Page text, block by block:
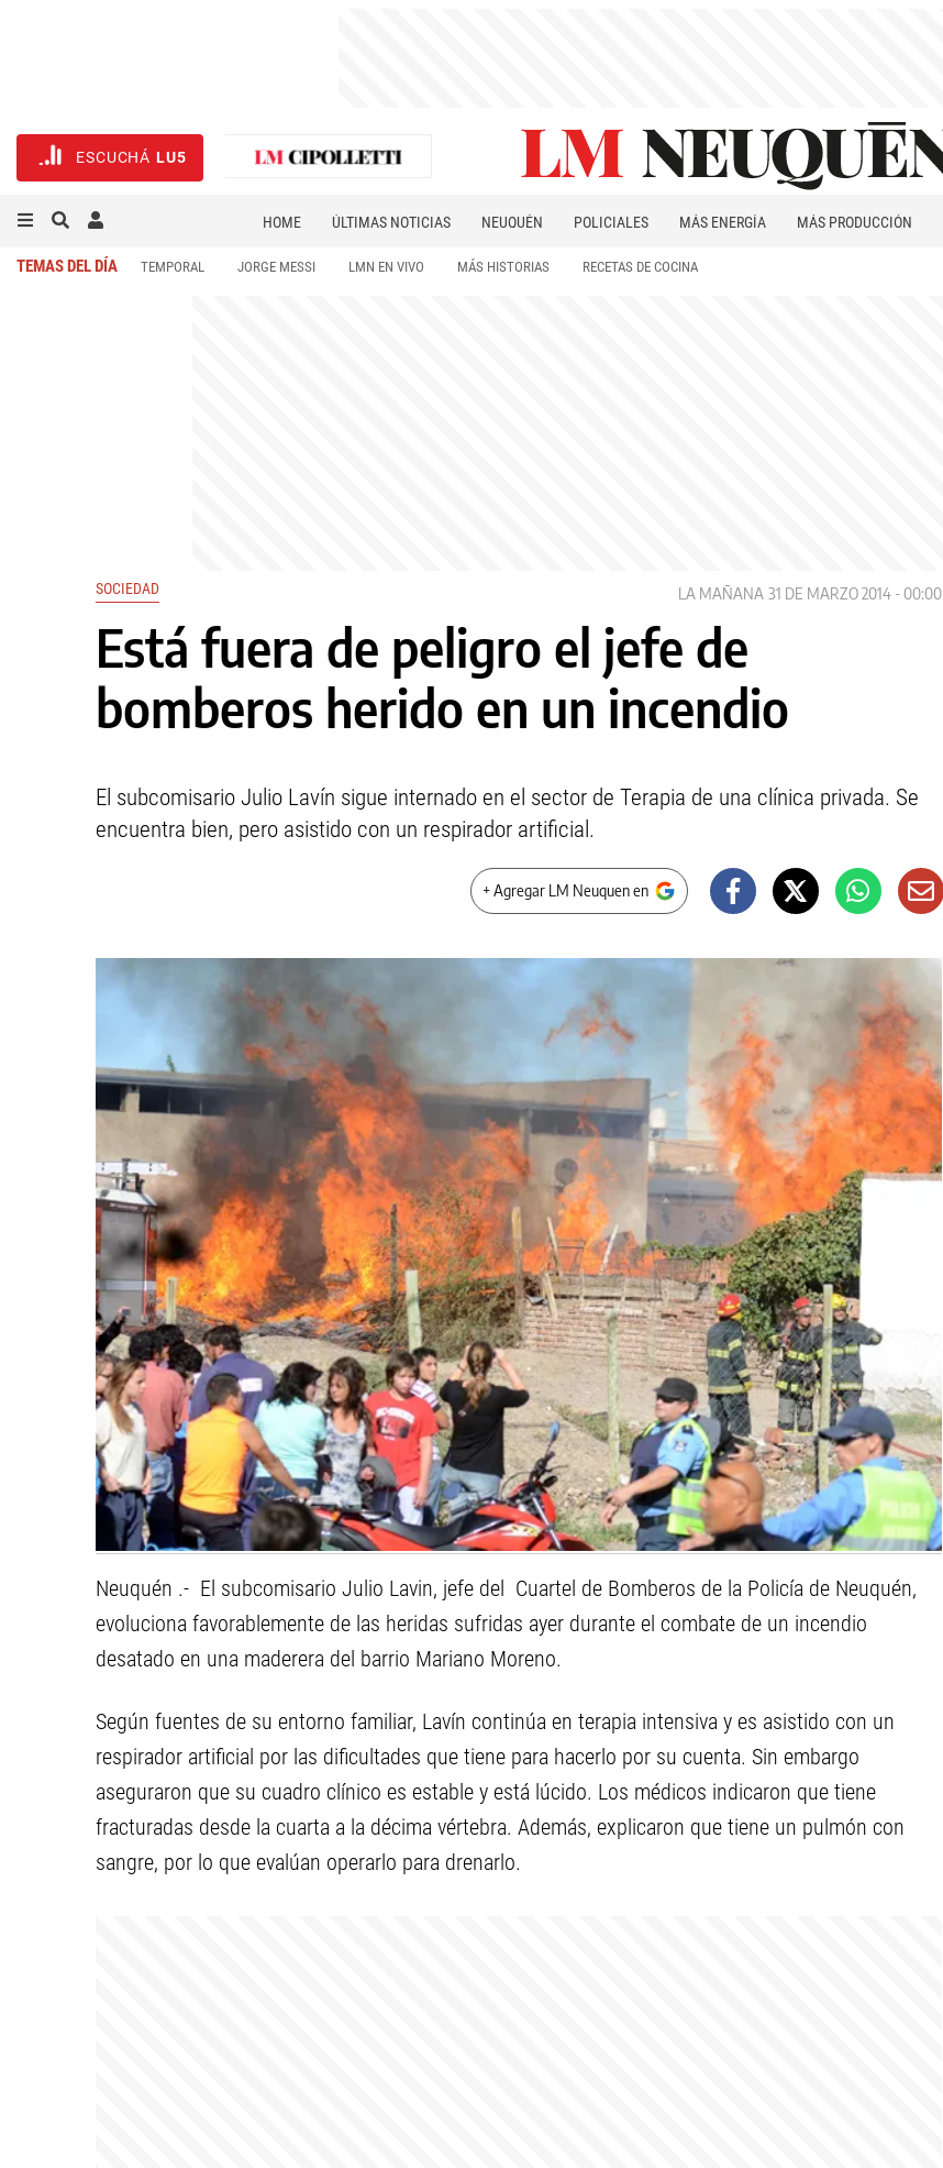
ESCUCHÁ LU5
HOME ÚLTIMAS NOTICIAS NEUQUÉN POLICIALES MÁS ENERGÍA MÁS PRODUCCIÓN
TEMAS DEL DÍA TEMPORAL JORGE MESSI LMN EN VIVO MÁS HISTORIAS RECETAS DE COCINA
SOCIEDAD LA MAÑANA 31 DE MARZO 2014 - 00:00
Está fuera de peligro el jefe de
bomberos herido en un incendio
El subcomisario Julio Lavín sigue internado en el sector de Terapia de una clínica privada. Se
encuentra bien, pero asistido con un respirador artificial.
+ Agregar LM Neuquen en
Neuquén .- El subcomisario Julio Lavin, jefe del Cuartel de Bomberos de la Policía de Neuquén,
evoluciona favorablemente de las heridas sufridas ayer durante el combate de un incendio
desatado en una maderera del barrio Mariano Moreno.
Según fuentes de su entorno familiar, Lavín continúa en terapia intensiva y es asistido con un
respirador artificial por las dificultades que tiene para hacerlo por su cuenta. Sin embargo
aseguraron que su cuadro clínico es estable y está lúcido. Los médicos indicaron que tiene
fracturadas desde la cuarta a la décima vértebra. Además, explicaron que tiene un pulmón con
sangre, por lo que evalúan operarlo para drenarlo.